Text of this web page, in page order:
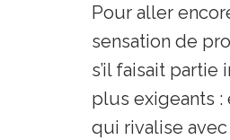
Pour aller
sensation de
s’il faisait
plus exigeants :
qui rivalise